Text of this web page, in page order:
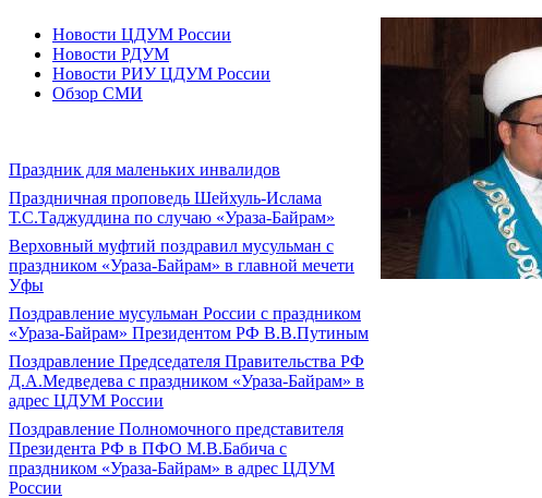
Новости ЦДУМ России
Новости РДУМ
Новости РИУ ЦДУМ России
Обзор СМИ
Праздник для маленьких инвалидов
Праздничная проповедь Шейхуль-Ислама
Т.С.Таджуддина по случаю «Ураза-Байрам»
Верховный муфтий поздравил мусульман с
праздником «Ураза-Байрам» в главной мечети
Уфы
Поздравление мусульман России с праздником
«Ураза-Байрам» Президентом РФ В.В.Путиным
Поздравление Председателя Правительства РФ
Д.А.Медведева с праздником «Ураза-Байрам» в
адрес ЦДУМ России
Поздравление Полномочного представителя
Президента РФ в ПФО М.В.Бабича с
праздником «Ураза-Байрам» в адрес ЦДУМ
России